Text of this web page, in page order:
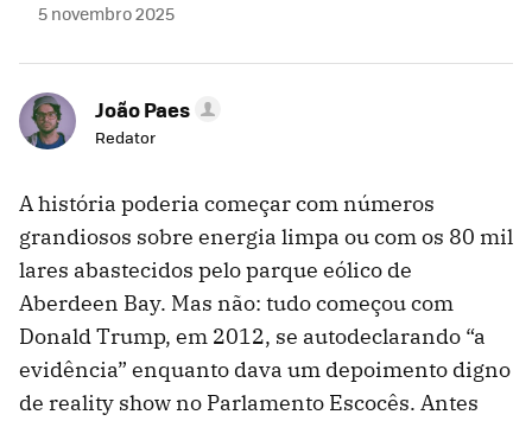
5 novembro 2025
João Paes
Redator
A história poderia começar com números
grandiosos sobre energia limpa ou com os 80 mil
lares abastecidos pelo parque eólico de
Aberdeen Bay. Mas não: tudo começou com
Donald Trump, em 2012, se autodeclarando “a
evidência” enquanto dava um depoimento digno
de reality show no Parlamento Escocês. Antes